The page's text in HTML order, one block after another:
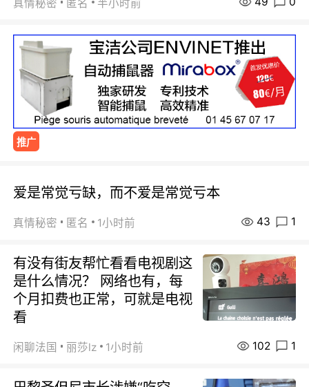
真情秘密 匿名 半小时前
推广
爱是常觉亏缺，而不爱是常觉亏本
真情秘密 匿名 1小时前 43 1
有没有街友帮忙看看电视剧这
是什么情况？ 网络也有，每
个月扣费也正常，可就是电视
看
闲聊法国 丽莎lz 1小时前 102 1